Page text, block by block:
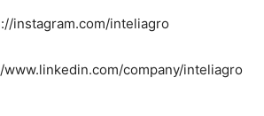
instagram.com/inteliagro
company/inteliagro